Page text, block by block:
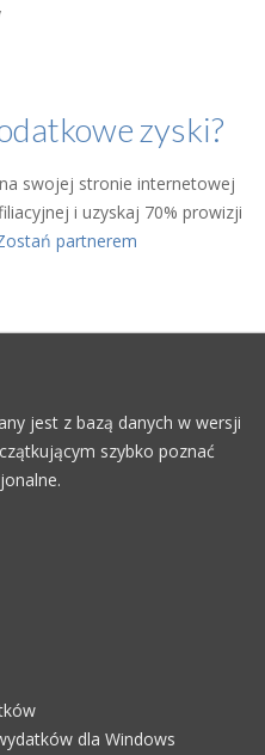
zyski?
swojej stronie internetowej
i uzyskaj 70% prowizji
partnerem
jest z bazą danych w wersji
szybko poznać
dla Windows